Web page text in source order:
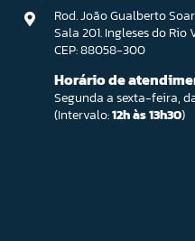
Rod. João Gualberto
Sala 201. Ingleses do
CEP: 88058-300
Horário de
Segunda a sexta-feira,
(Intervalo:12h às 13h30)